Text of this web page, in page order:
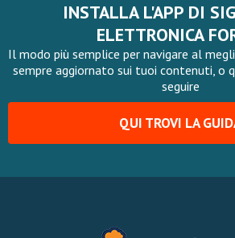
INSTALLA L'APP DI
ELETTRONICA
Il modo più semplice per navigare al
sempre aggiornato sui tuoi contenuti, o
seguire
QUI TROVI LA